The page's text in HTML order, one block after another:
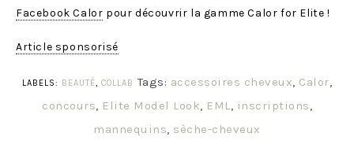
Facebook Calor pour découvrir la gamme Calor for Elite !
Article sponsorisé
LABELS: BEAUTÉ, COLLAB Tags: accessoires cheveux, Calor,
concours, Elite Model Look, EML, inscriptions,
mannequins, sèche-cheveux